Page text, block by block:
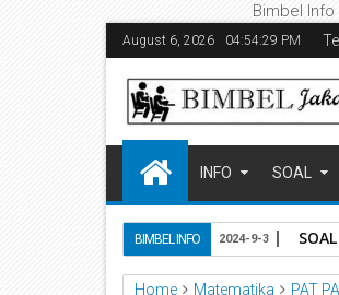
Bimbel
August 6, 2026 04:54:30 PM
INFO SOAL
BIMBEL INFO 2024-9-3
Home Matematika PAT